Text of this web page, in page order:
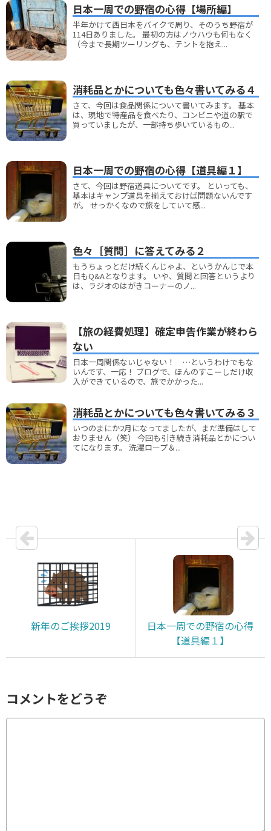
日本一周での野宿の心得【場所編】
半年かけて西日本をバイクで周り、そのうち野宿が
114日ありました。 最初の方はノウハウも何もなく
（今まで長期ツーリングも、テントを抱え...
消耗品とかについても色々書いてみる４
さて、今回は食品関係について書いてみます。 基本
は、現地で特産品を食べたり、コンビニや道の駅で
買っていましたが、一部持ち歩いているもの...
日本一周での野宿の心得【道具編１】
さて、今回は野宿道具についてです。 といっても、
基本はキャンプ道具を揃えておけば問題ないんです
が。 せっかくなので旅をしていて感...
色々［質問］に答えてみる２
もうちょっとだけ続くんじゃよ、というかんじで本
日もQ&Aとなります。 いや、質問と回答というより
は、ラジオのはがきコーナーのノ...
【旅の経費処理】確定申告作業が終わら
ない
日本一周関係ないじゃない！ …というわけでもな
いんです、一応！ ブログで、ほんのすこーしだけ収
入ができているので、旅でかかった...
消耗品とかについても色々書いてみる３
いつのまにか2月になってましたが、まだ準備はして
おりません（笑） 今回も引き続き消耗品とかについ
てになります。 洗濯ロープ＆...
新年のご挨拶2019
日本一周での野宿の心得
【道具編１】
コメントをどうぞ